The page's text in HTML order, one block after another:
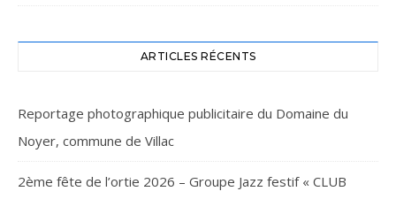
ARTICLES RÉCENTS
Reportage photographique publicitaire du Domaine du
Noyer, commune de Villac
2ème fête de l’ortie 2026 – Groupe Jazz festif « CLUB